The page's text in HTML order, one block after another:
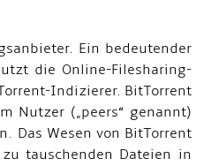
Ein bedeutender
die Online-Filesharing-
Indizierer. BitTorrent
Nutzer („peers“ genannt)
Das Wesen von BitTorrent
tauschenden Dateien in